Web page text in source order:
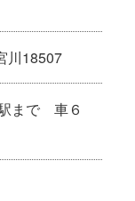
川18507
まで 車６